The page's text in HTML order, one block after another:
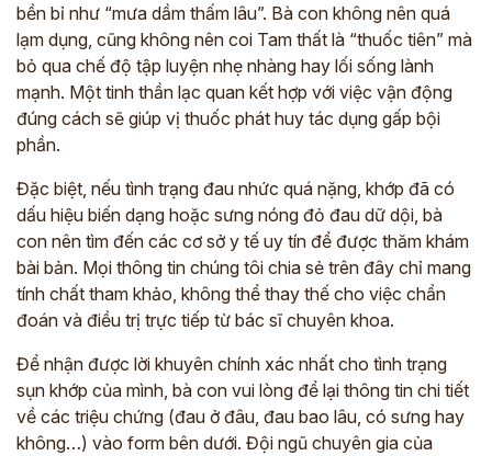
bền bỉ như “mưa dầm thấm lâu”. Bà con không nên quá
lạm dụng, cũng không nên coi Tam thất là “thuốc tiên” mà
bỏ qua chế độ tập luyện nhẹ nhàng hay lối sống lành
mạnh. Một tinh thần lạc quan kết hợp với việc vận động
đúng cách sẽ giúp vị thuốc phát huy tác dụng gấp bội
phần.
Đặc biệt, nếu tình trạng đau nhức quá nặng, khớp đã có
dấu hiệu biến dạng hoặc sưng nóng đỏ đau dữ dội, bà
con nên tìm đến các cơ sở y tế uy tín để được thăm khám
bài bản. Mọi thông tin chúng tôi chia sẻ trên đây chỉ mang
tính chất tham khảo, không thể thay thế cho việc chẩn
đoán và điều trị trực tiếp từ bác sĩ chuyên khoa.
Để nhận được lời khuyên chính xác nhất cho tình trạng
sụn khớp của mình, bà con vui lòng để lại thông tin chi tiết
về các triệu chứng (đau ở đâu, đau bao lâu, có sưng hay
không…) vào form bên dưới. Đội ngũ chuyên gia của